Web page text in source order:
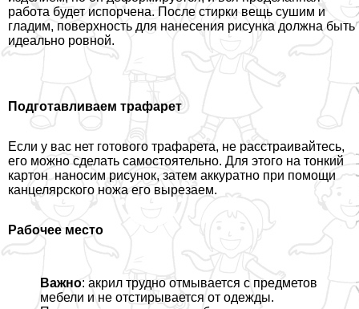
работа будет испорчена. После стирки вещь сушим и
гладим, поверхность для нанесения рисунка должна быть
идеально ровной.
Подготавливаем трафарет
Если у вас нет готового трафарета, не расстраивайтесь,
его можно сделать самостоятельно. Для этого на тонкий
картон наносим рисунок, затем аккуратно при помощи
канцелярского ножа его вырезаем.
Рабочее место
Важно: акрил трудно отмывается с предметов
мебели и не отстирывается от одежды.